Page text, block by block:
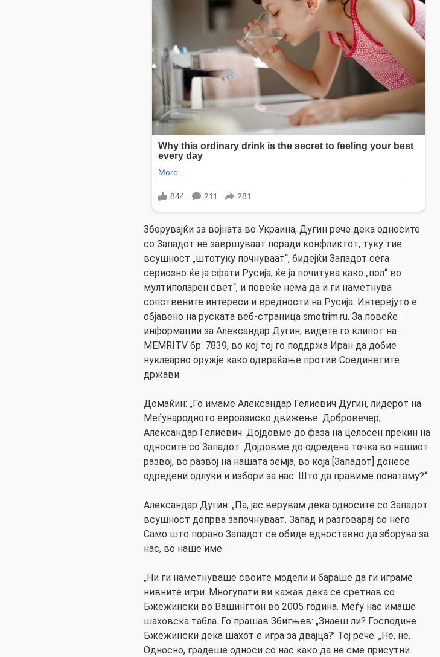
Зборувајќи за војната во Украина, Дугин рече дека односите
со Западот не завршуваат поради конфликтот, туку тие
всушност „штотуку почнуваат“, бидејќи Западот сега
сериозно ќе ја сфати Русија, ќе ја почитува како „пол“ во
мултиполарен свет“, и повеќе нема да и ги наметнува
сопствените интереси и вредности на Русија. Интервјуто е
објавено на руската веб-страница smotrim.ru. За повеќе
информации за Александар Дугин, видете го клипот на
MEMRITV бр. 7839, во кој тој го поддржа Иран да добие
нуклеарно оружје како одвраќање против Соединетите
држави.
Домаќин: „Го имаме Александар Гелиевич Дугин, лидерот на
Меѓународното евроазиско движење. Добровечер,
Александар Гелиевич. Дојдовме до фаза на целосен прекин на
односите со Западот. Дојдовме до одредена точка во нашиот
развој, во развој на нашата земја, во која [Западот] донесе
одредени одлуки и избори за нас. Што да правиме понатаму?“
Александар Дугин: „Па, јас верувам дека односите со Западот
всушност допрва започнуваат. Запад и разговарај со него
Само што порано Западот се обиде едноставно да зборува за
нас, во наше име.
„Ни ги наметнуваше своите модели и бараше да ги играме
нивните игри. Многупати ви кажав дека се сретнав со
Бжежински во Вашингтон во 2005 година. Меѓу нас имаше
шаховска табла. Го прашав Збигњев: „Знаеш ли? Господине
Бжежински дека шахот е игра за двајца?’ Тој рече: „Не, не.
Односно, градеше односи со нас како да не сме присутни.